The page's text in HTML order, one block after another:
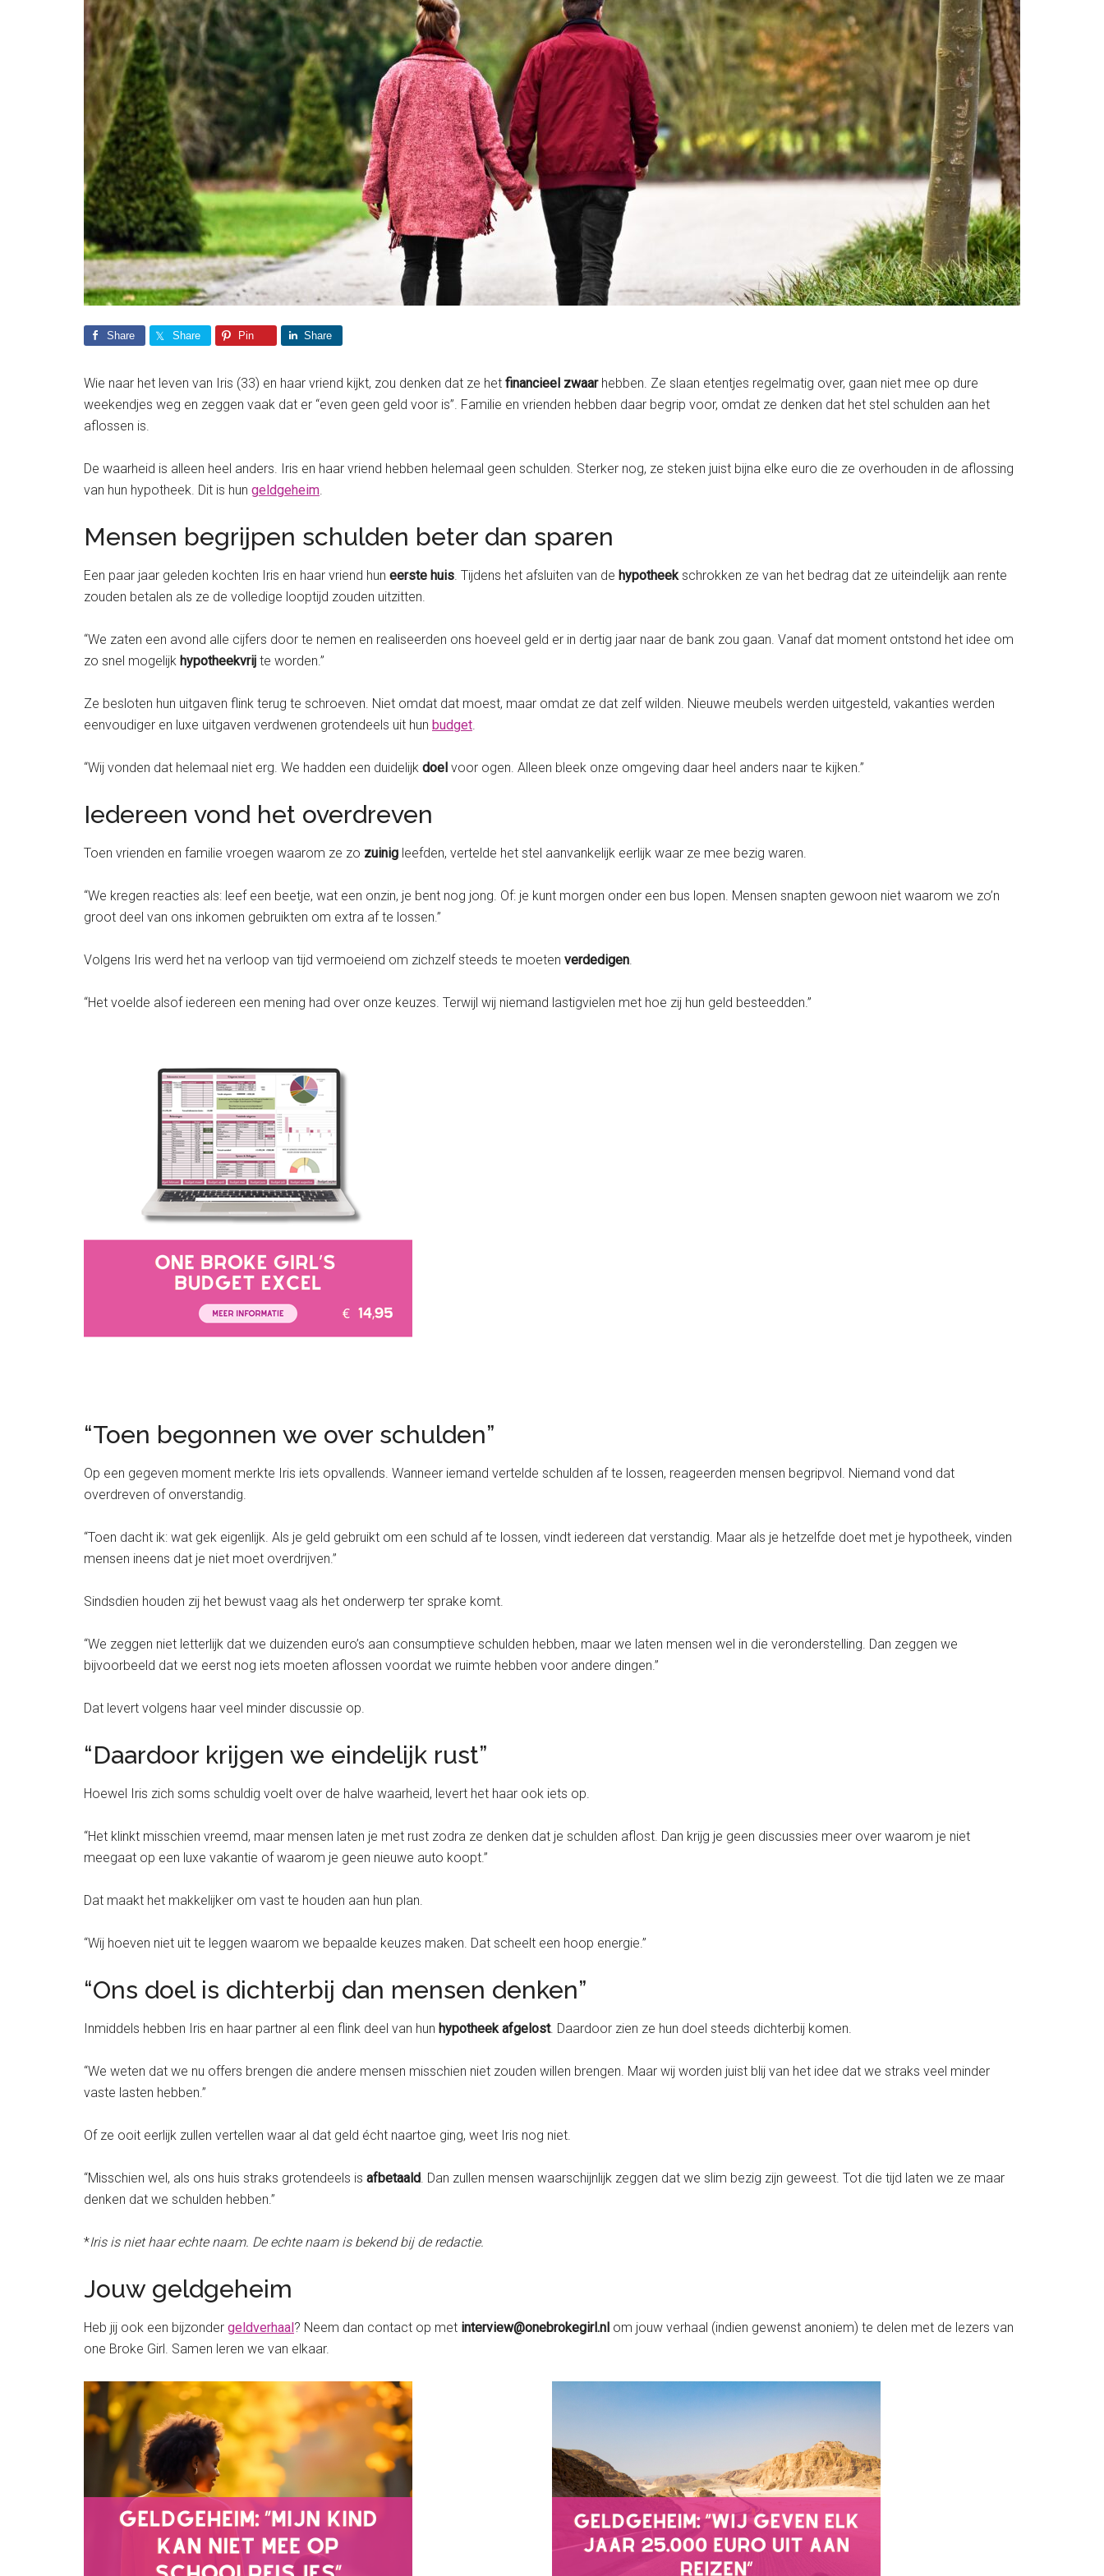
Share Share Pin Share
Wie naar het leven van Iris (33) en haar vriend kijkt, zou denken dat ze het financieel zwaar hebben. Ze slaan etentjes regelmatig over, gaan niet mee op dure
weekendjes weg en zeggen vaak dat er “even geen geld voor is”. Familie en vrienden hebben daar begrip voor, omdat ze denken dat het stel schulden aan het
aflossen is.
De waarheid is alleen heel anders. Iris en haar vriend hebben helemaal geen schulden. Sterker nog, ze steken juist bijna elke euro die ze overhouden in de aflossing
van hun hypotheek. Dit is hun geldgeheim.
Mensen begrijpen schulden beter dan sparen
Een paar jaar geleden kochten Iris en haar vriend hun eerste huis. Tijdens het afsluiten van de hypotheekschrokken ze van het bedrag dat ze uiteindelijk aan rente
zouden betalen als ze de volledige looptijd zouden uitzitten.
“We zaten een avond alle cijfers door te nemen en realiseerden ons hoeveel geld er in dertig jaar naar de bank zou gaan. Vanaf dat moment ontstond het idee om
zo snel mogelijk hypotheekvrij te worden.”
Ze besloten hun uitgaven flink terug te schroeven. Niet omdat dat moest, maar omdat ze dat zelf wilden. Nieuwe meubels werden uitgesteld, vakanties werden
eenvoudiger en luxe uitgaven verdwenen grotendeels uit hun budget.
“Wij vonden dat helemaal niet erg. We hadden een duidelijk doel voor ogen. Alleen bleek onze omgeving daar heel anders naar te kijken.”
Iedereen vond het overdreven
Toen vrienden en familie vroegen waarom ze zo zuinig leefden, vertelde het stel aanvankelijk eerlijk waar ze mee bezig waren.
“We kregen reacties als: leef een beetje, wat een onzin, je bent nog jong. Of: je kunt morgen onder een bus lopen. Mensen snapten gewoon niet waarom we zo’n
groot deel van ons inkomen gebruikten om extra af te lossen.”
Volgens Iris werd het na verloop van tijd vermoeiend om zichzelf steeds te moeten verdedigen.
“Het voelde alsof iedereen een mening had over onze keuzes. Terwijl wij niemand lastigvielen met hoe zij hun geld besteedden.”
“Toen begonnen we over schulden”
Op een gegeven moment merkte Iris iets opvallends. Wanneer iemand vertelde schulden af te lossen, reageerden mensen begripvol. Niemand vond dat
overdreven of onverstandig.
“Toen dacht ik: wat gek eigenlijk. Als je geld gebruikt om een schuld af te lossen, vindt iedereen dat verstandig. Maar als je hetzelfde doet met je hypotheek, vinden
mensen ineens dat je niet moet overdrijven.”
Sindsdien houden zij het bewust vaag als het onderwerp ter sprake komt.
“We zeggen niet letterlijk dat we duizenden euro’s aan consumptieve schulden hebben, maar we laten mensen wel in die veronderstelling. Dan zeggen we
bijvoorbeeld dat we eerst nog iets moeten aflossen voordat we ruimte hebben voor andere dingen.”
Dat levert volgens haar veel minder discussie op.
“Daardoor krijgen we eindelijk rust”
Hoewel Iris zich soms schuldig voelt over de halve waarheid, levert het haar ook iets op.
“Het klinkt misschien vreemd, maar mensen laten je met rust zodra ze denken dat je schulden aflost. Dan krijg je geen discussies meer over waarom je niet
meegaat op een luxe vakantie of waarom je geen nieuwe auto koopt.”
Dat maakt het makkelijker om vast te houden aan hun plan.
“Wij hoeven niet uit te leggen waarom we bepaalde keuzes maken. Dat scheelt een hoop energie.”
“Ons doel is dichterbij dan mensen denken”
Inmiddels hebben Iris en haar partner al een flink deel van hun hypotheek afgelost. Daardoor zien ze hun doel steeds dichterbij komen.
“We weten dat we nu offers brengen die andere mensen misschien niet zouden willen brengen. Maar wij worden juist blij van het idee dat we straks veel minder
vaste lasten hebben.”
Of ze ooit eerlijk zullen vertellen waar al dat geld écht naartoe ging, weet Iris nog niet.
“Misschien wel, als ons huis straks grotendeels is afbetaald . Dan zullen mensen waarschijnlijk zeggen dat we slim bezig zijn geweest. Tot die tijd laten we ze maar
denken dat we schulden hebben.”
*Iris is niet haar echte naam. De echte naam is bekend bij de redactie.
Jouw geldgeheim
Heb jij ook een bijzonder geldverhaal? Neem dan contact op met interview@onebrokegirl.nl om jouw verhaal (indien gewenst anoniem) te delen met de lezers van
one Broke Girl. Samen leren we van elkaar.